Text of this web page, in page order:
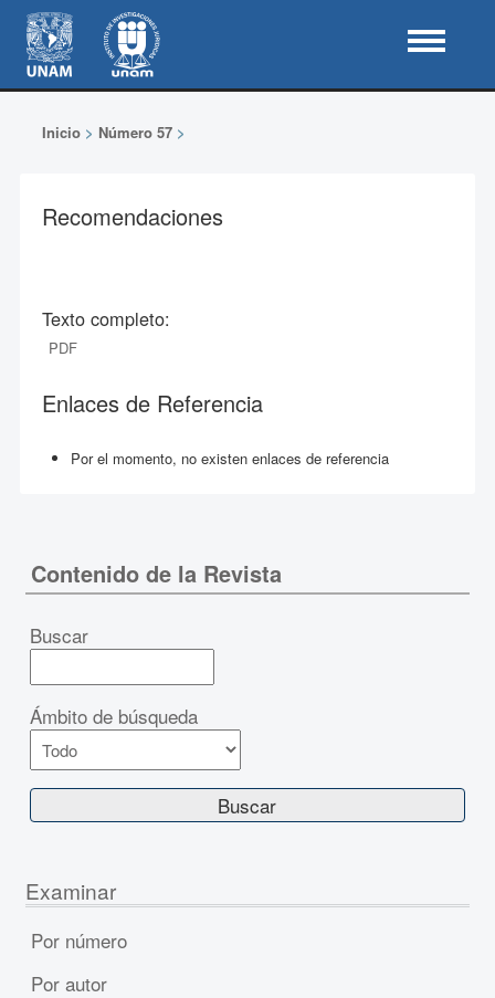
Inicio> Número 57>
Recomendaciones
Texto completo:
PDF
Enlaces de Referencia
Por el momento, no existen enlaces de referencia
Contenido de la Revista
Buscar
Ámbito de búsqueda
Examinar
Por número
Por autor